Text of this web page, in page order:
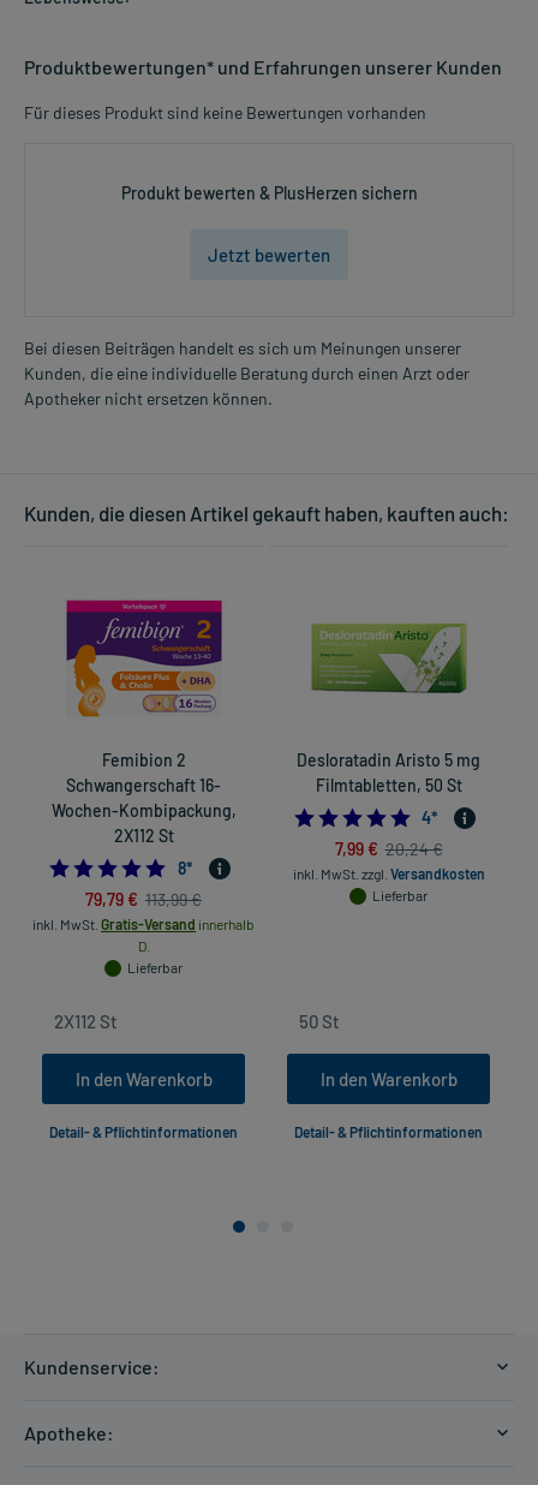
Produktbewertungen* und Erfahrungen unserer Kunden
Für dieses Produkt sind keine Bewertungen vorhanden
Produkt bewerten & PlusHerzen sichern
Jetzt bewerten
Bei diesen Beiträgen handelt es sich um Meinungen unserer
Kunden, die eine individuelle Beratung durch einen Arzt oder
Apotheker nicht ersetzen können.
Kunden, die diesen Artikel gekauft haben, kauften auch:
Femibion 2
Schwangerschaft 16-
Wochen-Kombipackung,
2X112 St
4.875
8*
79,79 € 113,99 €
inkl. MwSt. Gratis-Versand innerhalb
D.
Lieferbar
In den Warenkorb
Detail- & Pflichtinformationen
Desloratadin Aristo 5 mg
Filmtabletten, 50 St
5.0
4*
7,99 € 20,24 €
inkl. MwSt. zzgl. Versandkosten
Lieferbar
In den Warenkorb
Detail- & Pflichtinformationen
Kundenservice:
Apotheke: